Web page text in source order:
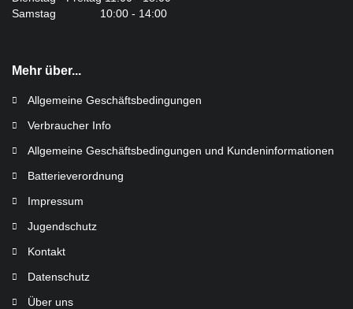
Samstag 10:00 - 14:00
Mehr über...
Allgemeine Geschäftsbedingungen
Verbraucher Info
Allgemeine Geschäftsbedingungen und Kundeninformationen
Batterieverordnung
Impressum
Jugendschutz
Kontakt
Datenschutz
Über uns